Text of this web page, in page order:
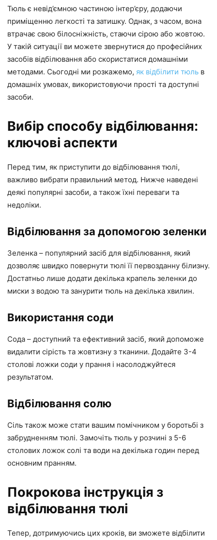
Тюль є невід’ємною частиною інтер’єру, додаючи
приміщенню легкості та затишку. Однак, з часом, вона
втрачає свою білосніжність, стаючи сірою або жовтою.
У такій ситуації ви можете звернутися до професійних
засобів відбілювання або скористатися домашніми
методами. Сьогодні ми розкажемо, як відбілити тюль в
домашніх умовах, використовуючи прості та доступні
засоби.
Вибір способу відбілювання:
ключові аспекти
Перед тим, як приступити до відбілювання тюлі,
важливо вибрати правильний метод. Нижче наведені
деякі популярні засоби, а також їхні переваги та
недоліки.
Відбілювання за допомогою зеленки
Зеленка – популярний засіб для відбілювання, який
дозволяє швидко повернути тюлі її первозданну білизну.
Достатньо лише додати декілька крапель зеленки до
миски з водою та занурити тюль на декілька хвилин.
Використання соди
Сода – доступний та ефективний засіб, який допоможе
видалити сірість та жовтизну з тканини. Додайте 3-4
столові ложки соди у прання і насолоджуйтеся
результатом.
Відбілювання солю
Сіль також може стати вашим помічником у боротьбі з
забрудненням тюлі. Замочіть тюль у розчині з 5-6
столових ложок солі та води на декілька годин перед
основним пранням.
Покрокова інструкція з
відбілювання тюлі
Тепер, дотримуючись цих кроків, ви зможете відбілити